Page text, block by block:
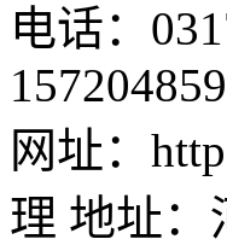
电话：
网址：
理 地址：